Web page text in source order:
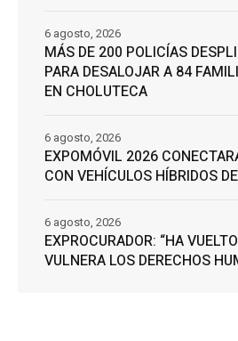
MÁS DE 200 POLICÍAS
PARA DESALOJAR A 84
EN CHOLUTECA
6 agosto, 2026
EXPOMÓVIL 2026
CON VEHÍCULOS HÍBRIDOS
6 agosto, 2026
EXPROCURADOR: “HA
VULNERA LOS DERECHOS
6 agosto, 2026